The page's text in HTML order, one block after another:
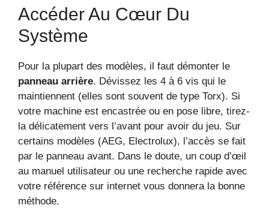
Accéder Au Cœur Du
Système
Pour la plupart des modèles, il faut démonter le
panneau arrière. Dévissez les 4 à 6 vis qui le
maintiennent (elles sont souvent de type Torx). Si
votre machine est encastrée ou en pose libre, tirez-
la délicatement vers l’avant pour avoir du jeu. Sur
certains modèles (AEG, Electrolux), l’accès se fait
par le panneau avant. Dans le doute, un coup d’œil
au manuel utilisateur ou une recherche rapide avec
votre référence sur internet vous donnera la bonne
méthode.